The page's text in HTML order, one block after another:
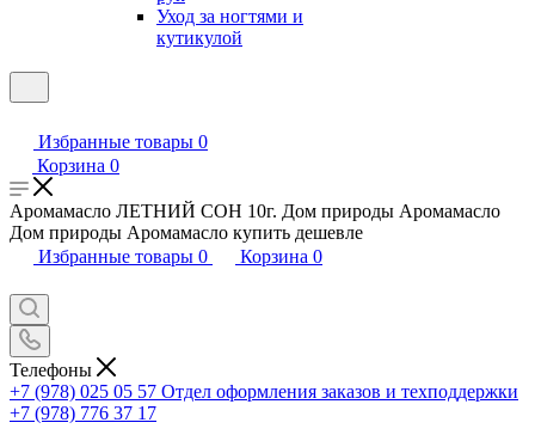
Уход за ногтями и
кутикулой
Избранные товары 0
Корзина 0
Аромамасло ЛЕТНИЙ СОН 10г. Дом природы Аромамасло
Дом природы Аромамасло купить дешевле
Избранные товары 0 Корзина 0
Телефоны
+7 (978) 025 05 57 Отдел оформления заказов и техподдержки
+7 (978) 776 37 17